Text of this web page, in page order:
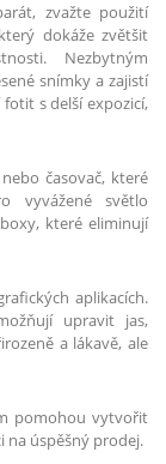
zvažte použití
dokáže zvětšit
Nezbytným
snímky a zajistí
s delší expozicí,
časovač, které
vyvážené světlo
které eliminují
aplikacích.
upravit jas,
a lákavě, ale
pomohou vytvořit
na úspěšný prodej.